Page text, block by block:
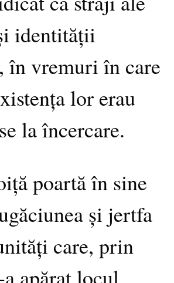
identității
în vremuri în care
lor erau
la încercare.
poartă în sine
și jertfa
care, prin
apărat locul,